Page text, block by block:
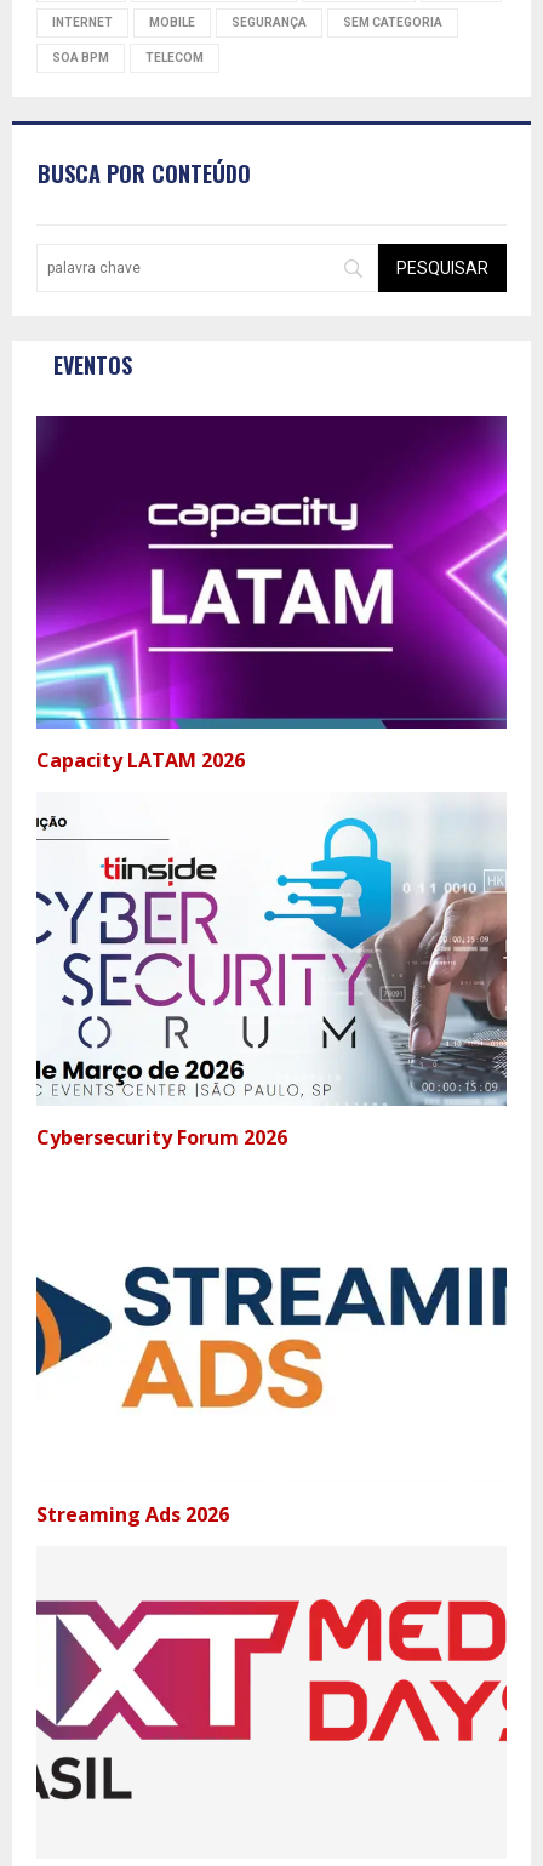
INTERNET MOBILE SEGURANÇA SEM CATEGORIA
SOA BPM TELECOM
BUSCA POR CONTEÚDO
EVENTOS
Capacity LATAM 2026
Cybersecurity Forum 2026
Streaming Ads 2026